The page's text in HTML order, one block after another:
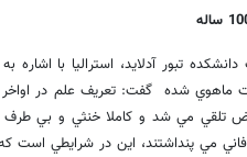
تبور آدلايد، استراليا با
ماهوي شده گفت: تعريف علم در اواخر
مي شد و كاملا خنثي و بي طرف
مي پنداشتند، اين در شرايطي است